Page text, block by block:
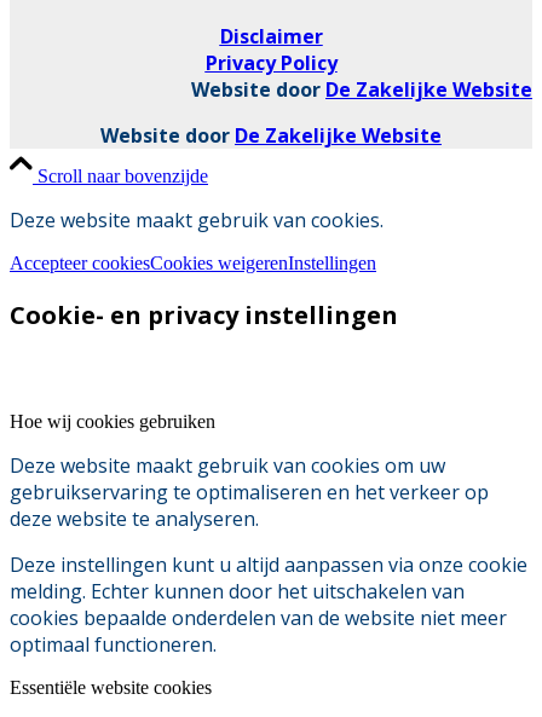
Disclaimer
Privacy Policy
Website door De Zakelijke Website
Website door De Zakelijke Website
Scroll naar bovenzijde
Deze website maakt gebruik van cookies.
Accepteer cookiesCookies weigerenInstellingen
Cookie- en privacy instellingen
Hoe wij cookies gebruiken
Deze website maakt gebruik van cookies om uw
gebruikservaring te optimaliseren en het verkeer op
deze website te analyseren.
Deze instellingen kunt u altijd aanpassen via onze cookie
melding. Echter kunnen door het uitschakelen van
cookies bepaalde onderdelen van de website niet meer
optimaal functioneren.
Essentiële website cookies